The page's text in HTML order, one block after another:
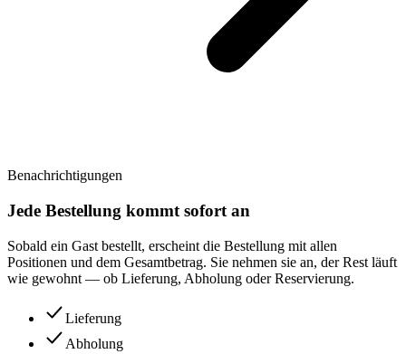
Benachrichtigungen
Jede Bestellung kommt sofort an
Sobald ein Gast bestellt, erscheint die Bestellung mit allen
Positionen und dem Gesamtbetrag. Sie nehmen sie an, der Rest läuft
wie gewohnt — ob Lieferung, Abholung oder Reservierung.
Lieferung
Abholung